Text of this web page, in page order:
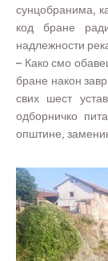
сунцобранима,
код бране
надлежности
– Како смо
бране након
свих шест
одборничко
општине,